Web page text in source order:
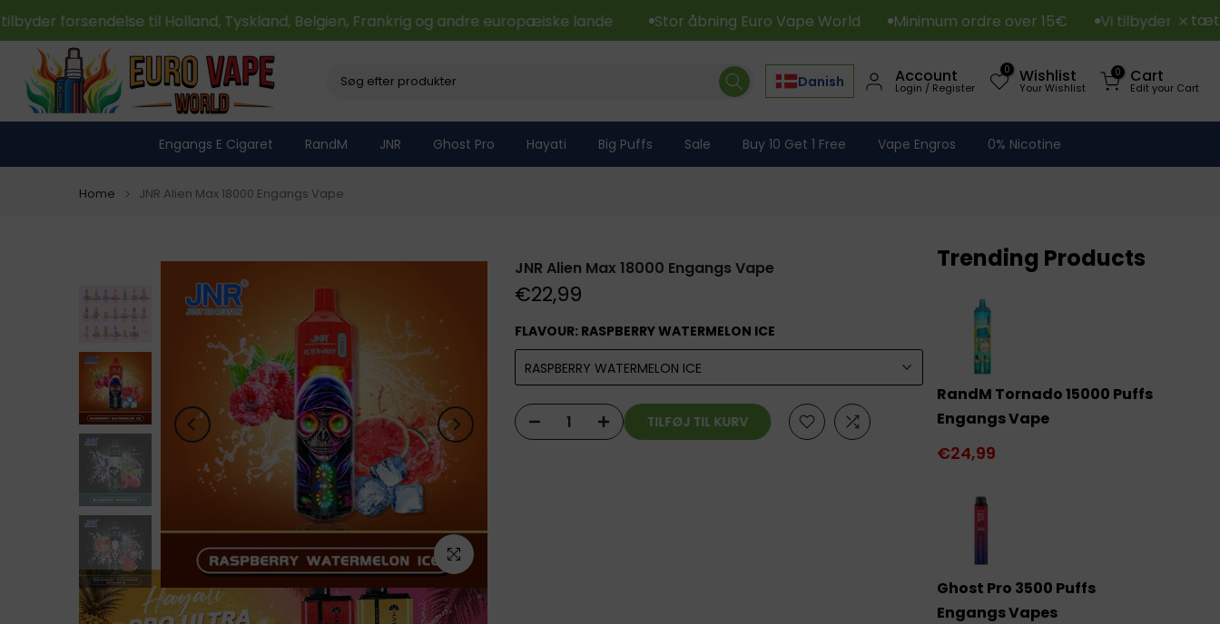
Skip
to
content
forsendelse til Holland, Tyskland, Belgien, Frankrig og andre europæiske lande Stor åbning Euro Vape World Minimum ordre over 15€ Vi tilbyder tæt
Danish Account
Login / Register
0 Wishlist
Your Wishlist
0 Cart
Edit your Cart
Engangs E Cigaret RandM JNR Ghost Pro Hayati Big Puffs Sale Buy 10 Get 1 Free Vape Engros 0% Nicotine
Home JNR Alien Max 18000 Engangs Vape
Click to enlarge
JNR Alien Max 18000 Engangs Vape
€22,99
FLAVOUR: RASPBERRY WATERMELON ICE
RASPBERRY WATERMELON ICE
TILFØJ TIL KURV
Trending Products
RandM Tornado 15000 Puffs
Engangs Vape
€24,99
Ghost Pro 3500 Puffs
Engangs Vapes